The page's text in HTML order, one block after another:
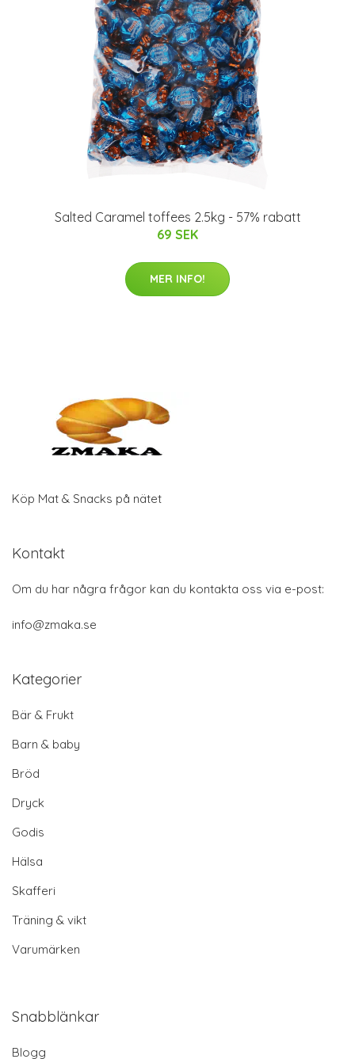
Salted Caramel toffees 2.5kg - 57% rabatt
69 SEK
MER INFO!
Köp Mat & Snacks på nätet
Kontakt
Om du har några frågor kan du kontakta oss via e-post:
info@zmaka.se
Kategorier
Bär & Frukt
Barn & baby
Bröd
Dryck
Godis
Hälsa
Skafferi
Träning & vikt
Varumärken
Snabblänkar
Blogg